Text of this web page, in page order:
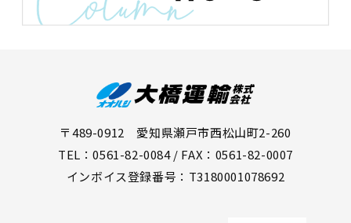
〒489-0912 愛知県瀬戸市西松山町2-260
TEL：0561-82-0084 / FAX：0561-82-0007
インボイス登録番号：T3180001078692